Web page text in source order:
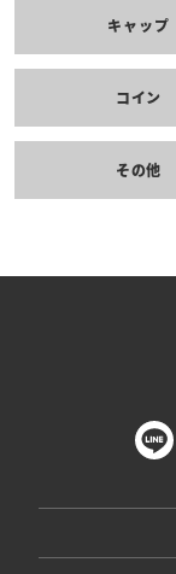
キャップ
コイン
その他